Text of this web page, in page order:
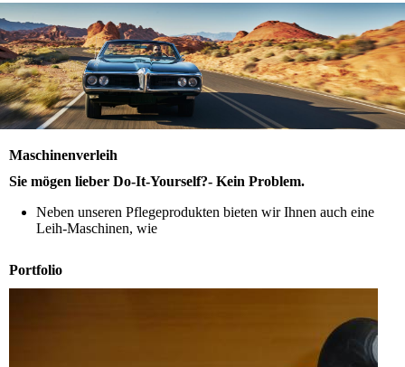
Maschinenverleih
Sie mögen lieber Do-It-Yourself?- Kein Problem.
Neben unseren Pflegeprodukten bieten wir Ihnen auch eine
Leih-Maschinen, wie
Portfolio